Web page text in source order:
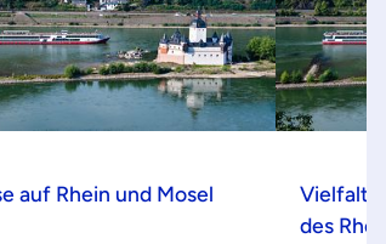
auf Rhein und Mosel
Vielfalt
des